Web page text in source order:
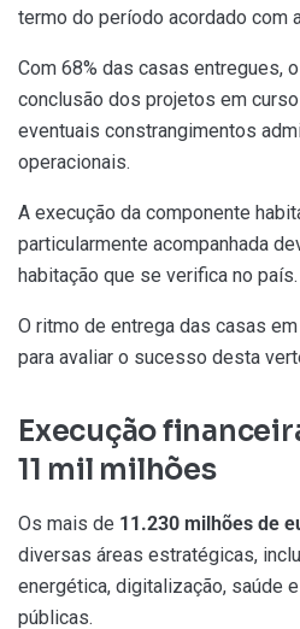
termo do período acordado com
Com 68% das casas entregues,
conclusão dos projetos em
eventuais constrangimentos
operacionais.
A execução da componente
particularmente acompanhada
habitação que se verifica no país.
O ritmo de entrega das casas
para avaliar o sucesso desta
Execução
11 mil milhões
Os mais de 11.230 milhões de
diversas áreas estratégicas,
energética, digitalização, saúde
públicas.